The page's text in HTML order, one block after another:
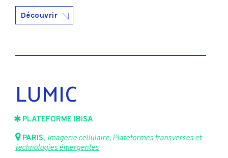
Découvrir
LUMIC
PLATEFORME IBiSA
PARIS, Imagerie cellulaire, Plateformes transverses et
technologies émergentes